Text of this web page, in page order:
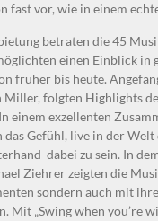
fast vor, wie in einem
betraten die 45
einen Einblick in
früher bis heute.
Miller, folgten Highlights
einem exzellenten
Gefühl, live in der
dabei zu sein. In
Ziehrer zeigten die
sondern auch mit
Mit „Swing when you’re